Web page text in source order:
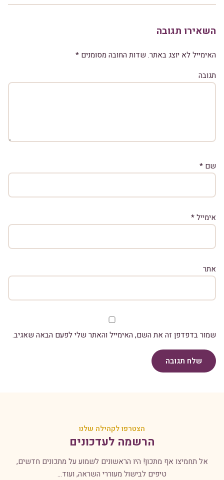
השאירו תגובה
האימייל לא יוצג באתר. שדות החובה מסומנים *
תגובה
שם *
אימייל*
אתר
שמור בדפדפן זה את השם, האימייל והאתר שלי לפעם הבאה שאגיב.
שלח תגובה
הצטרפו לקהילה שלנו
הרשמה לעדכונים
אל תחמיצו אף מתכון! היו הראשונים לשמוע על מתכונים חדשים,
טיפים לבישול מעוררי השראה, ועוד...